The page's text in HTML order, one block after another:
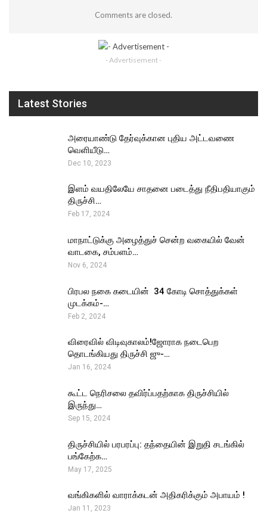
Comments are closed.
- Advertisement -
Latest Stories
அரையாண்டு தேர்வுக்கான புதிய அட்டவணை
வெளியீடு…
Dec 10, 2023
இளம் வயதிலேயே சாதனை படைத்து நீதிபதியாகும்
திருச்சி…
Feb 17, 2024
மாநாட்டுக்கு அழைத்துச் சென்ற வகையில் வேன்
வாடகை, சம்பளம்…
Nov 6, 2024
பிரபல நகை கடையின் ₹ 34 கோடி சொத்துக்கள்
முடக்கம்-…
Feb 2, 2024
விரைவில் விடிவுகாலம்!ஜோராக நடைபெற
தொடங்கியது திருச்சி ஜு-…
Jan 16, 2024
கூட்ட நெரிசலை தவிர்ப்பதற்காக திருச்சியில்
இருந்து…
Sep 15, 2024
திருச்சியில் பரபரப்பு: தந்தையின் இறுதி சடங்கில்
பங்கேற்க…
May 17, 2025
வங்கிகளில் வாராக்கடன் அதிகரிக்கும் அபாயம் !
Jan 11, 2023